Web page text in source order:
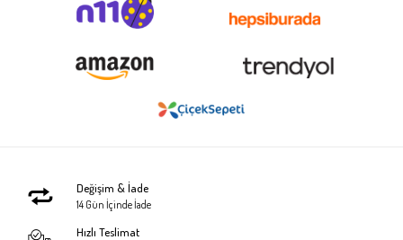
Değişim & İade
14 Gün İçinde İade
Hızlı Teslimat